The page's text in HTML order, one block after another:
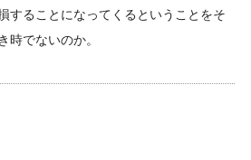
することになってくるということをそ
時でないのか。